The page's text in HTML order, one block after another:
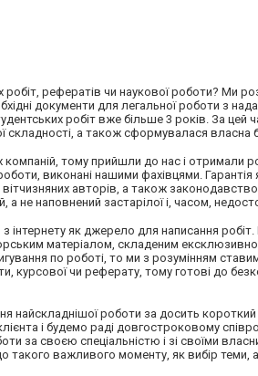
рефератів чи наукової роботи? Ми
документи для легальної роботи з
робіт вже більше 3 років. За цей
а також сформувалася власна
компаній, тому прийшли до нас і отримали
виконані нашими фахівцями. Гарантія
авторів, а також
не наповнений застарілої і, часом,
інтернету як джерело для написання
матеріалом, складеним
по роботі, то ми з розумінням
курсової чи реферату, тому готові до
найскладнішої роботи за досить
і будемо раді довгостроковому
за своєю спеціальністю і зі своїми
такого важливого моменту, як вибір